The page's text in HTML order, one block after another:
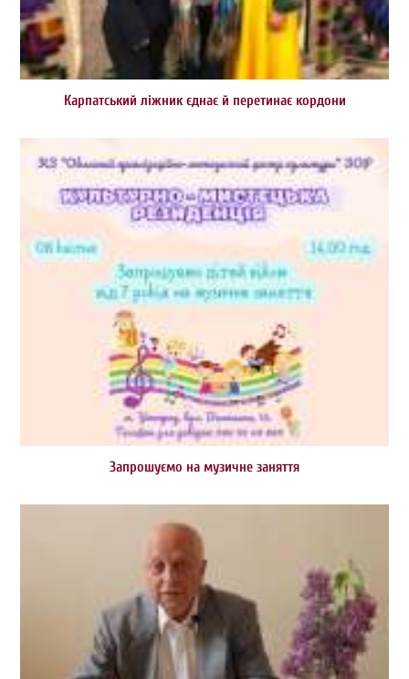
Карпатський ліжник єднає й перетинає кордони
Запрошуємо на музичне заняття